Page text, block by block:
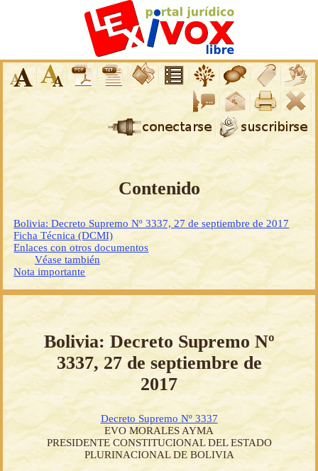
Contenido
Bolivia: Decreto Supremo Nº 3337, 27 de septiembre de 2017
Ficha Técnica (DCMI)
Enlaces con otros documentos
Véase también
Nota importante
Bolivia: Decreto Supremo Nº
3337, 27 de septiembre de
2017
Decreto Supremo Nº 3337
EVO MORALES AYMA
PRESIDENTE CONSTITUCIONAL DEL ESTADO
PLURINACIONAL DE BOLIVIA